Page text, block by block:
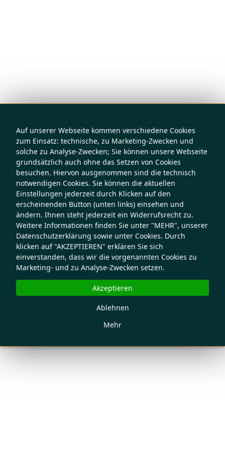
Auf unserer Webseite kommen verschiedene Cookies
zum Einsatz: technische, zu Marketing-Zwecken und
solche zu Analyse-Zwecken; Sie können unsere Webseite
grundsätzlich auch ohne das Setzen von Cookies
besuchen. Hiervon ausgenommen sind die technisch
notwendigen Cookies. Sie können die aktuellen
Einstellungen jederzeit durch Klicken auf den
erscheinenden Button (unten links) einsehen und
ändern. Ihnen steht jederzeit ein Widerrufsrecht zu.
Weitere Informationen finden Sie unter "MEHR", unserer
Datenschutzerklärung sowie unter Cookies. Durch
klicken auf "AKZEPTIEREN" erklären Sie sich
einverstanden, dass wir die vorgenannten Cookies zu
Marketing- und zu Analyse-Zwecken setzen.
Mehr
Ablehnen
Akzeptieren